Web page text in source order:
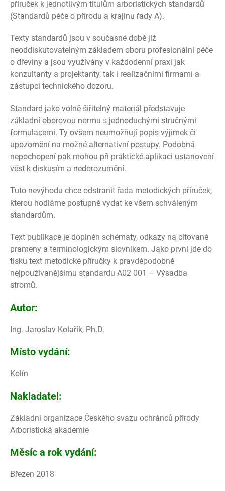
příruček k jednotlivým titulům arboristických standardů
(Standardů péče o přírodu a krajinu řady A).
Texty standardů jsou v současné době již
neoddiskutovatelným základem oboru profesionální péče
o dřeviny a jsou využívány v každodenní praxi jak
konzultanty a projektanty, tak i realizačními firmami a
zástupci technického dozoru.
Standard jako volně šiřitelný materiál představuje
základní oborovou normu s jednoduchými stručnými
formulacemi. Ty ovšem neumožňují popis výjimek či
upozornění na možné alternativní postupy. Podobná
nepochopení pak mohou při praktické aplikaci ustanovení
vést k diskusím a nedorozumění.
Tuto nevýhodu chce odstranit řada metodických příruček,
kterou hodláme postupně vydat ke všem schváleným
standardům.
Text publikace je doplněn schématy, odkazy na citované
prameny a terminologickým slovníkem. Jako první jde do
tisku text metodické příručky k pravděpodobně
nejpoužívanějšímu standardu A02 001 – Výsadba
stromů.
Autor:
Ing. Jaroslav Kolařík, Ph.D.
Místo vydání:
Kolín
Nakladatel:
Základní organizace Českého svazu ochránců přírody
Arboristická akademie
Měsíc a rok vydání:
Březen 2018